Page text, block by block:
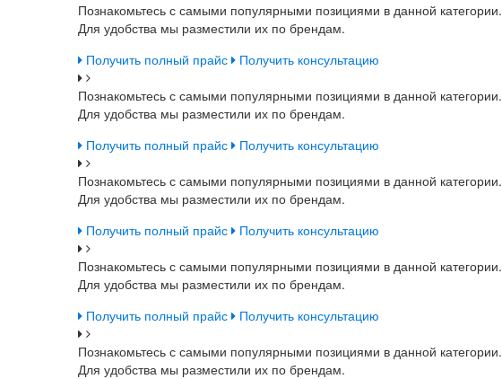
Познакомьтесь с самыми популярными позициями в данной категории.
Для удобства мы разместили их по брендам.
Получить полный прайс
Получить консультацию
Познакомьтесь с самыми популярными позициями в данной категории.
Для удобства мы разместили их по брендам.
Получить полный прайс
Получить консультацию
Познакомьтесь с самыми популярными позициями в данной категории.
Для удобства мы разместили их по брендам.
Получить полный прайс
Получить консультацию
Познакомьтесь с самыми популярными позициями в данной категории.
Для удобства мы разместили их по брендам.
Получить полный прайс
Получить консультацию
Познакомьтесь с самыми популярными позициями в данной категории.
Для удобства мы разместили их по брендам.